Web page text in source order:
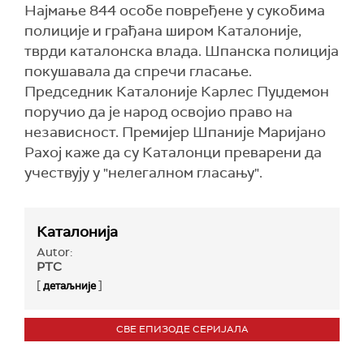
Најмање 844 особe повређенe у сукобима
полиције и грађана широм Каталоније,
тврди каталонска влада. Шпанска полиција
покушавала да спречи гласање.
Председник Каталоније Карлес Пуџдемон
поручио да је народ освојио право на
независност. Премијер Шпаније Маријано
Рахој каже да су Каталонци преварени да
учествују у "нелегалном гласању".
Каталонија
Autor:
РТС
[детаљније]
СВЕ ЕПИЗОДЕ СЕРИЈАЛА